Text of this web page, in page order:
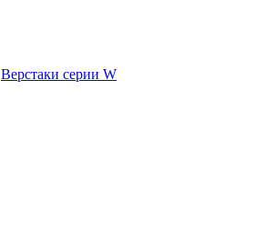
Верстаки серии W